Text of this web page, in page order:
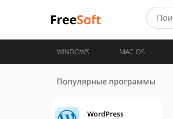
WINDOWS MAC OS
Популярные программы
WordPress